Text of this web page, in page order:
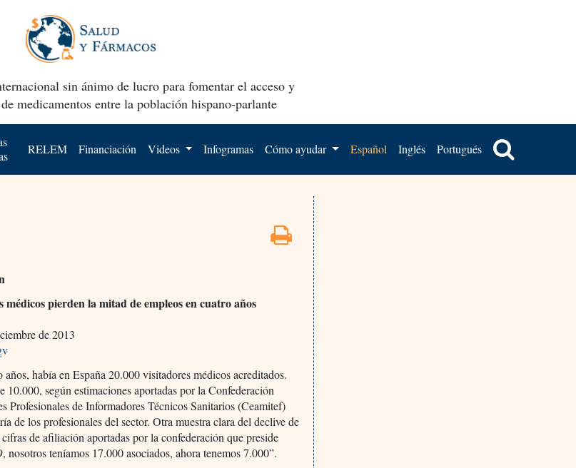
sin ánimo de lucro para fomentar el acceso y
medicamentos entre la población hispano-parlante
RELEM Financiación Videos Infogramas Cómo ayudar Español Inglés Portugués
médicos pierden la mitad de empleos en cuatro años
de 2013
años, había en España 20.000 visitadores médicos acreditados.
10.000, según estimaciones aportadas por la Confederación
Profesionales de Informadores Técnicos Sanitarios (Ceamitef)
de los profesionales del sector. Otra muestra clara del declive de
cifras de afiliación aportadas por la confederación que preside
teníamos 17.000 asociados, ahora tenemos 7.000”.